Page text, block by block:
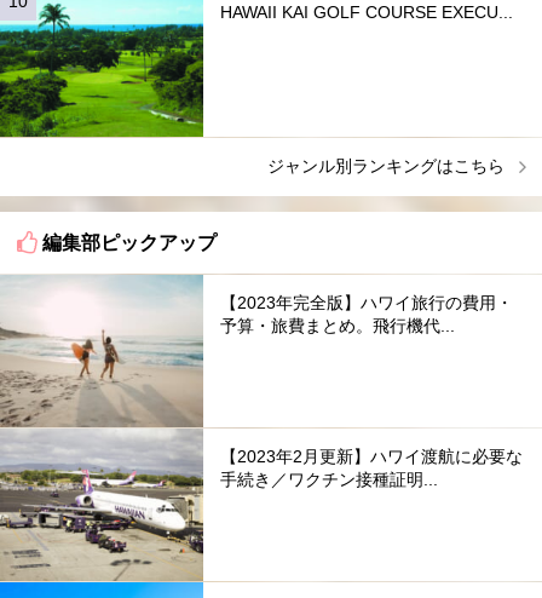
HAWAII KAI GOLF COURSE EXECU...
ジャンル別ランキングはこちら
編集部ピックアップ
【2023年完全版】ハワイ旅行の費用・
予算・旅費まとめ。飛行機代...
【2023年2月更新】ハワイ渡航に必要な
手続き／ワクチン接種証明...